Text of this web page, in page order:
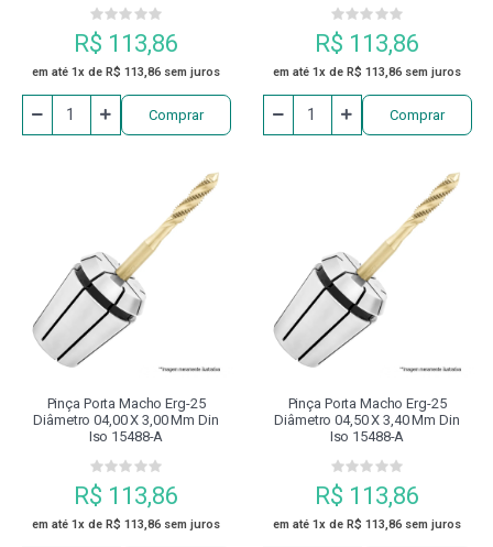
R$ 113,86
em até 1x de R$ 113,86 sem juros
Comprar
R$ 113,86
em até 1x de R$ 113,86 sem juros
Comprar
Pinça Porta Macho Erg-25
Diâmetro 04,00 X 3,00 Mm Din
Iso 15488-A
R$ 113,86
em até 1x de R$ 113,86 sem juros
Pinça Porta Macho Erg-25
Diâmetro 04,50 X 3,40 Mm Din
Iso 15488-A
R$ 113,86
em até 1x de R$ 113,86 sem juros